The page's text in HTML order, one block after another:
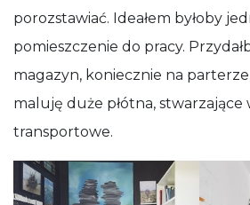
porozstawiać. Ideałem byłoby
pomieszczenie do pracy.
magazyn, koniecznie na
maluję duże płótna, stwarzające
transportowe.